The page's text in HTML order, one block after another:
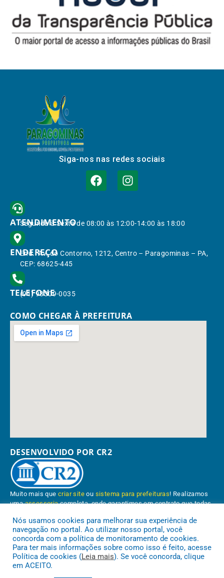
Siga-nos nas redes sociais
ATENDIMENTO
Segunda à Sexta de 08:00 às 12:00-14:00 às 18:00
ENDEREÇO
End.: Av. do Contorno, 1212, Centro – Paragominas – PA,
CEP: 68625-445
TELEFONE
(91) 98309-0035
COMO CHEGAR À PREFEITURA
DESENVOLVIDO POR CR2
Muito mais quecriar site ou sistema para prefeituras! Realizamos
umaassessoriacompleta, onde garantimos em contrato que todas
Conheça oPNTP e oRadar da Transparência Pública
Nós usamos cookies para melhorar sua experiência de
navegação no portal. Ao utilizar nosso portal, você
concorda com a política de monitoramento de cookies.
Para ter mais informações sobre como isso é feito, acesse
Política de cookies (Leia mais). Se você concorda, clique
em ACEITO.